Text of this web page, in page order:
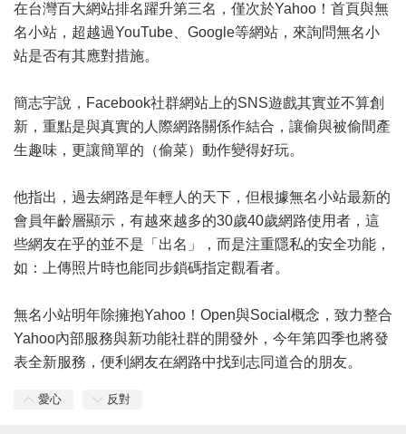
在台灣百大網站排名躍升第三名，僅次於Yahoo！首頁與無
名小站，超越過YouTube Google等網站，來詢問無名小
站是否有其應對措施。
簡志宇說，Facebook社群網站上的SNS遊戲其實並不算創
新，重點是與真實的人際網路關係作結合，讓偷與被偷間產
生趣味，更讓簡單的（偷菜）動作變得好玩。
他指出，過去網路是年輕人的天下，但根據無名小站最新的
會員年齡層顯示，有越來越多的30歲40歲網路使用者，這
些網友在乎的並不是「出名」，而是注重隱私的安全功能，
如：上傳照片時也能同步鎖碼指定觀看者。
無名小站明年除擁抱Yahoo！Open與Social概念，致力整合
Yahoo內部服務與新功能社群的開發外，今年第四季也將發
表全新服務，便利網友在網路中找到志同道合的朋友。
愛心 反對